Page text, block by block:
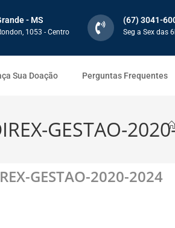
- MS
1053 - Centro
(67) 3041-
Seg a Sex das
Sua Doação Perguntas Frequentes
GESTAO-
GESTAO-2020-2024